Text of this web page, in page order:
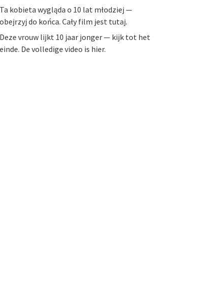
Ta kobieta wygląda o 10 lat młodziej —
obejrzyj do końca. Cały film jest tutaj.
Deze vrouw lijkt 10 jaar jonger — kijk tot het
einde. De volledige video is hier.